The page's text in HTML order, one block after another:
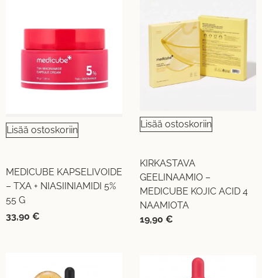
Lisää ostoskoriin
MEDICUBE KAPSELIVOIDE
– TXA + NIASIINIAMIDI 5%
55 G
33,90 €
Lisää ostoskoriin
KIRKASTAVA
GEELINAAMIO –
MEDICUBE KOJIC ACID 4
NAAMIOTA
19,90 €